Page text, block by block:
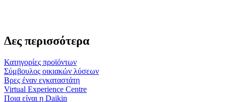
Δες περισσότερα
Κατηγορίες προϊόντων
Σύμβουλος οικιακών λύσεων
Βρες έναν εγκαταστάτη
Virtual Experience Centre
Ποια είναι η Daikin